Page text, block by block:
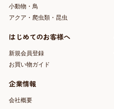
小動物・鳥
アクア・爬虫類・昆虫
はじめてのお客様へ
新規会員登録
お買い物ガイド
企業情報
会社概要